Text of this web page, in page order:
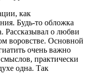
как
Будь-то обложка
Рассказывал о любви
воровстве. Основной
очень важно
практически
одна. Так